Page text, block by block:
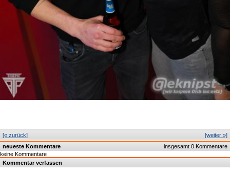
[weiter »]
[« zurück]
insgesamt 0 Kommentare
neueste Kommentare
keine Kommentare
Kommentar verfassen